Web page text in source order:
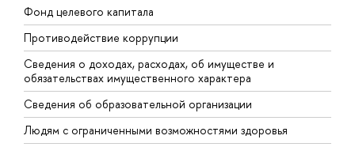
Фонд целевого капитала
Противодействие коррупции
Сведения о доходах, расходах, об имуществе и
обязательствах имущественного характера
Сведения об образовательной организации
Людям с ограниченными возможностями здоровья